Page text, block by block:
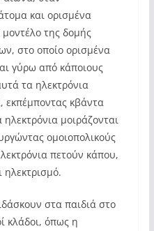
και ορισμένα
της δομής
στο οποίο ορισμένα
γύρω από κάποιους
τα ηλεκτρόνια
εκπέμποντας κβάντα
ηλεκτρόνια μοιράζονται
ομοιοπολικούς
πετούν κάπου,
στα παιδιά στο
κλάδοι, όπως η